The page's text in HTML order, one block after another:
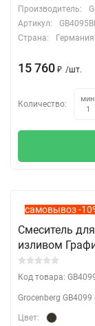
Производитель:
Артикул:
Страна:
Германия
15 760 ₽ /шт.
Количество:
мин.
1
самовывоз -
Смеситель
изливом
Код товара:
Grocenberg
Цвет: